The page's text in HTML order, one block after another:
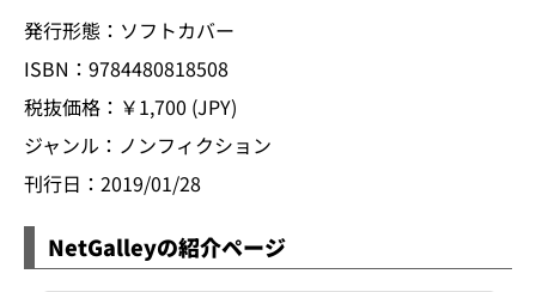
発行形態：ソフトカバー
ISBN：9784480818508
税抜価格：￥1,700 (JPY)
ジャンル：ノンフィクション
刊行日：2019/01/28
NetGalleyの紹介ページ